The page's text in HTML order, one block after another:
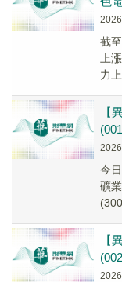
截
上
力
【
今
礦
【